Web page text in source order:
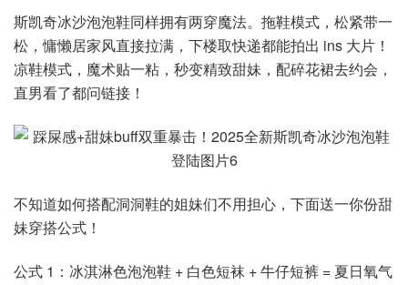
斯凯奇冰沙泡泡鞋同样拥有两穿魔法。拖鞋模式，松紧带一
松，慵懒居家风直接拉满，下楼取快递都能拍出 ins 大片！
凉鞋模式，魔术贴一粘，秒变精致甜妹，配碎花裙去约会，
直男看了都问链接！
不知道如何搭配洞洞鞋的姐妹们不用担心，下面送一你份甜
妹穿搭公式！
公式 1：冰淇淋色泡泡鞋 + 白色短袜 + 牛仔短裤 = 夏日氧气